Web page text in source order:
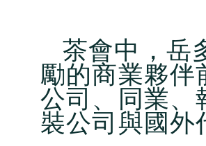
茶會中，岳
勵的商業夥
公司、同業、
裝公司與國外